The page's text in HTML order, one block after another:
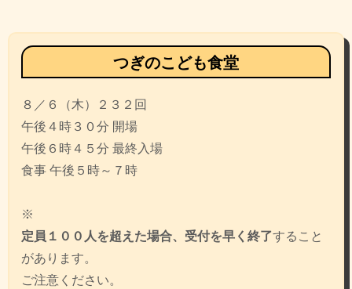
ナ
ビ
ー
シ
ョ
つぎのこども食堂
８／６（木）２３２回
午後４時３０分 開場
午後６時４５分 最終入場
食事 午後５時～７時
※
定員１００人を超えた場合、受付を早く終了すること
があります。
ご注意ください。